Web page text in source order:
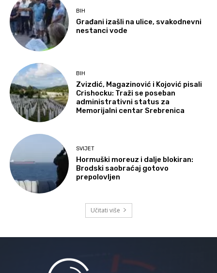
BIH
Građani izašli na ulice, svakodnevni
nestanci vode
BIH
Zvizdić, Magazinović i Kojović pisali
Crishocku: Traži se poseban
administrativni status za
Memorijalni centar Srebrenica
SVIJET
Hormuški moreuz i dalje blokiran:
Brodski saobraćaj gotovo
prepolovljen
Učitati više